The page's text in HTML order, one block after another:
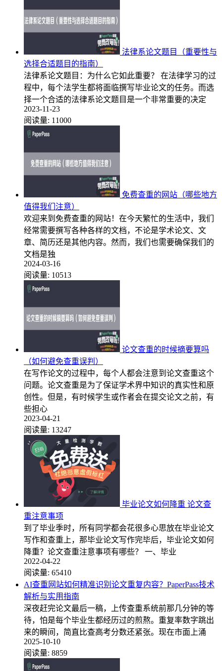
法律系论文题目（重要性与
选择合适题目的指南）
法律系论文题目：为什么它如此重要？ 在法律学习的过
程中，每个法学生都将面临撰写毕业论文的任务。而选
择一个合适的法律系论文题目是一个非常重要的决定
2023-11-23
阅读量: 11000
免费查重的网站（哪些地方
值得我们注意）
欢迎来到免费查重的网站！在今天繁忙的生活中，我们
经常需要撰写各种各样的文档，不论是学术论文、文
章、简历还是其他内容。然而，我们也需要确保我们的
文档是独
2024-03-16
阅读量: 10513
论文查重的时候摘要算吗
（如何避免查重误判）
在写作论文的过程中，每个人都会注意到论文查重这个
问题。论文查重是为了保证学术界中知识的真实性和原
创性。但是，有时候学生或作者会在提交论文之前，有
些担心
2023-04-21
阅读量: 13247
毕业论文如何降重 论文查
重注意事项
到了毕业季时，所有同学都会花很多心思放在毕业论文
写作和查重上，那毕业论文写作完毕后，毕业论文如何
降重？论文查重注意事项有哪些？ 一、毕业
2022-04-22
阅读量: 65410
AI查重网站如何精准识别论文重复内容？PaperPass技术
解析与实用指南
深夜赶完论文最后一稿，上传查重系统前那几分钟的等
待，怕是每个毕业生都经历过的煎熬。重复率数字跳出
来的瞬间，简直比查高考分数还紧张。现在市面上涌
2025-10-10
阅读量: 8859